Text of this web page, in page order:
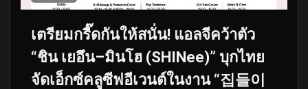
เตรียมกรี๊ดกันให้สนั่น! แอลจีคว้าตัว
“ชิน เยอึน–มินโฮ (SHINee)” บุกไทย
จัดเอ็กซ์คลูซีฟอีเวนต์ในงาน “집들이